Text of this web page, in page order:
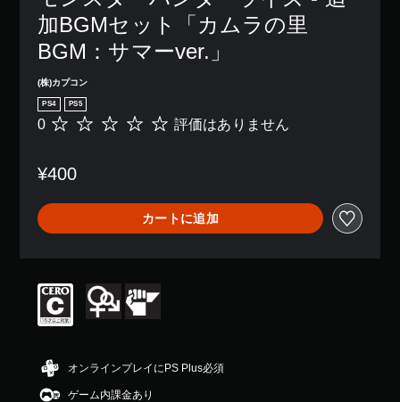
加BGMセット「カムラの里
BGM：サマーver.」
(株)カプコン
PS4 PS5
評
あ
ま
せ
ん
0 評価はありません
¥400
カートに追加
オンラインプレイにPS Plus必須
ゲーム内課金あり